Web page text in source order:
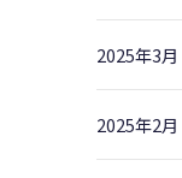
2025年3月
2025年2月